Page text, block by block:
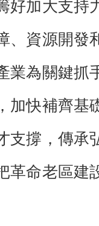
好加大支持
、資源開發
業為關鍵抓
加快補齊基
支撐，傳承
革命老區建